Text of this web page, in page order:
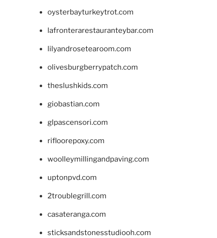
oysterbayturkeytrot.com
lafronterarestauranteybar.com
lilyandrosetearoom.com
olivesburgberrypatch.com
theslushkids.com
giobastian.com
glpascensori.com
rifloorepoxy.com
woolleymillingandpaving.com
uptonpvd.com
2troublegrill.com
casateranga.com
sticksandstonesstudiooh.com